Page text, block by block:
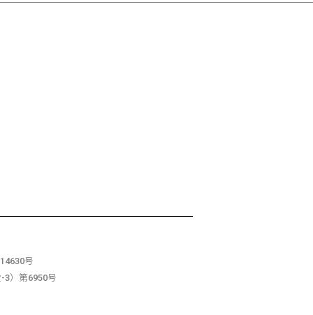
号
3）第6950号